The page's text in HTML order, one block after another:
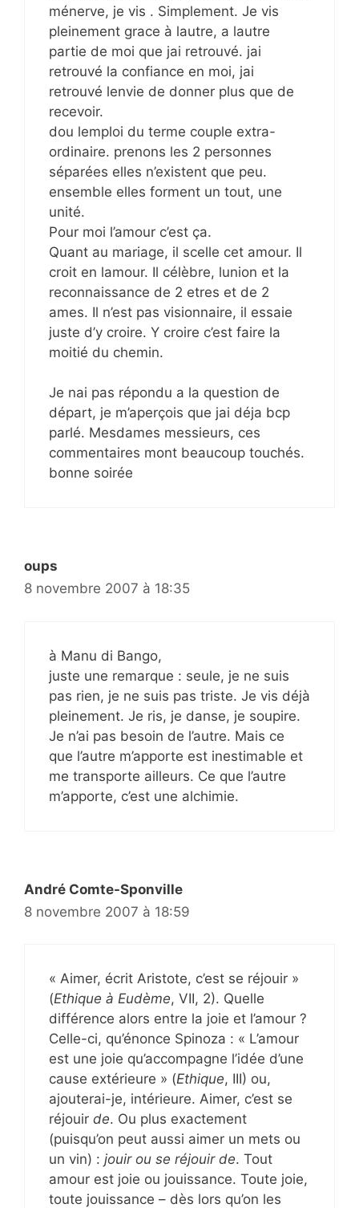
ménerve, je vis . Simplement. Je vis
pleinement grace à lautre, a lautre
partie de moi que jai retrouvé. jai
retrouvé la confiance en moi, jai
retrouvé lenvie de donner plus que de
recevoir.
dou lemploi du terme couple extra-
ordinaire. prenons les 2 personnes
séparées elles n’existent que peu.
ensemble elles forment un tout, une
unité.
Pour moi l’amour c’est ça.
Quant au mariage, il scelle cet amour. Il
croit en lamour. Il célèbre, lunion et la
reconnaissance de 2 etres et de 2
ames. Il n’est pas visionnaire, il essaie
juste d’y croire. Y croire c’est faire la
moitié du chemin.
Je nai pas répondu a la question de
départ, je m’aperçois que jai déja bcp
parlé. Mesdames messieurs, ces
commentaires mont beaucoup touchés.
bonne soirée
oups
8 novembre 2007 à 18:35
à Manu di Bango,
juste une remarque : seule, je ne suis
pas rien, je ne suis pas triste. Je vis déjà
pleinement. Je ris, je danse, je soupire.
Je n’ai pas besoin de l’autre. Mais ce
que l’autre m’apporte est inestimable et
me transporte ailleurs. Ce que l’autre
m’apporte, c’est une alchimie.
André Comte-Sponville
8 novembre 2007 à 18:59
« Aimer, écrit Aristote, c’est se réjouir »
(Ethique à Eudème, VII, 2). Quelle
différence alors entre la joie et l’amour ?
Celle-ci, qu’énonce Spinoza : « L’amour
est une joie qu’accompagne l’idée d’une
cause extérieure » (Ethique, III) ou,
ajouterai-je, intérieure. Aimer, c’est se
réjouir de. Ou plus exactement
(puisqu’on peut aussi aimer un mets ou
un vin) : jouir ou se réjouir de. Tout
amour est joie ou jouissance. Toute joie,
toute jouissance – dès lors qu’on les